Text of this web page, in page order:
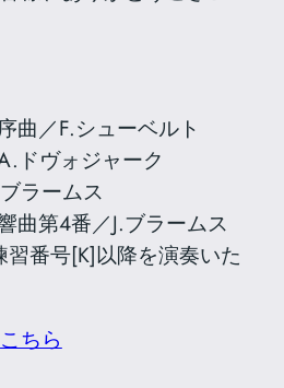
曲／F.シューベルト
ドヴォジャーク
ラームス
曲第4番／J.ブラームス
番号[K]以降を演奏いた
こちら